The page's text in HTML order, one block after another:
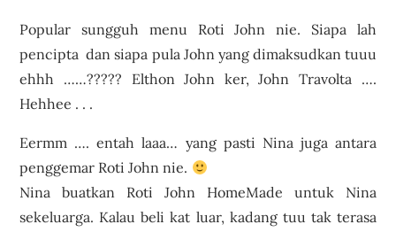
Popular sungguh menu Roti John nie. Siapa lah
pencipta dan siapa pula John yang dimaksudkan tuuu
ehhh ……????? Elthon John ker, John Travolta ….
Hehhee . . .
Eermm …. entah laaa… yang pasti Nina juga antara
penggemar Roti John nie.
Nina buatkan Roti John HomeMade untuk Nina
sekeluarga. Kalau beli kat luar, kadang tuu tak terasa